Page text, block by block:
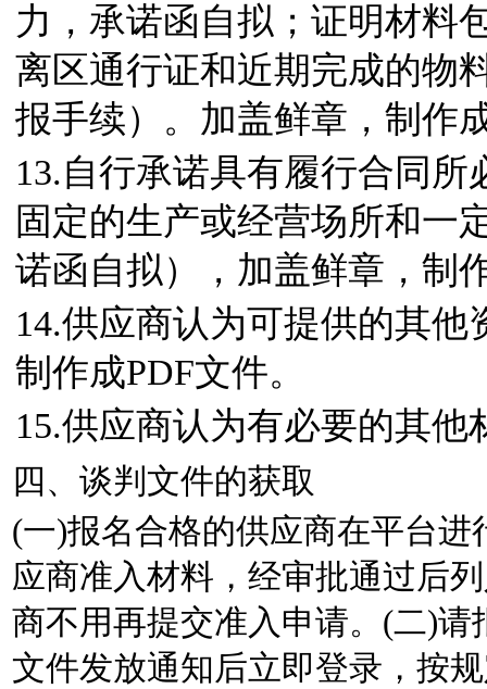
力，承诺函自拟；证明材料
离区通行证和近期完成的物
报手续）。加盖鲜章，制作
13.自行承诺具有履行合同
固定的生产或经营场所和一
诺函自拟），加盖鲜章，制
14.供应商认为可提供的其
制作成PDF文件。
15.供应商认为有必要的其他
四、谈判文件的获取
(一)报名合格的供应商在平台
应商准入材料，经审批通过后
商不用再提交准入申请。(二)
文件发放通知后立即登录，按